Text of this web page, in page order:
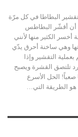
البطاطا في كل مرّة
أن أقشّر البطاطس
أخسر الكثير منها لأنني
وهي ساخنة أحرق يدّي
بعملية التقشير وإذا
تلتصق القشرة ويصبح
صعباً! الحل الأسرع
هو الطريقة التي…